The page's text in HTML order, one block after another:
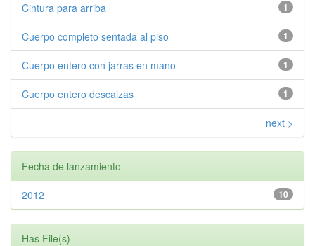
1
Cintura para arriba
1
Cuerpo completo sentada al piso
1
Cuerpo entero con jarras en mano
1
Cuerpo entero descalzas
next >
Fecha de lanzamiento
10
2012
Has File(s)